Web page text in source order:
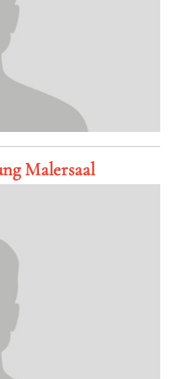
Malersaal